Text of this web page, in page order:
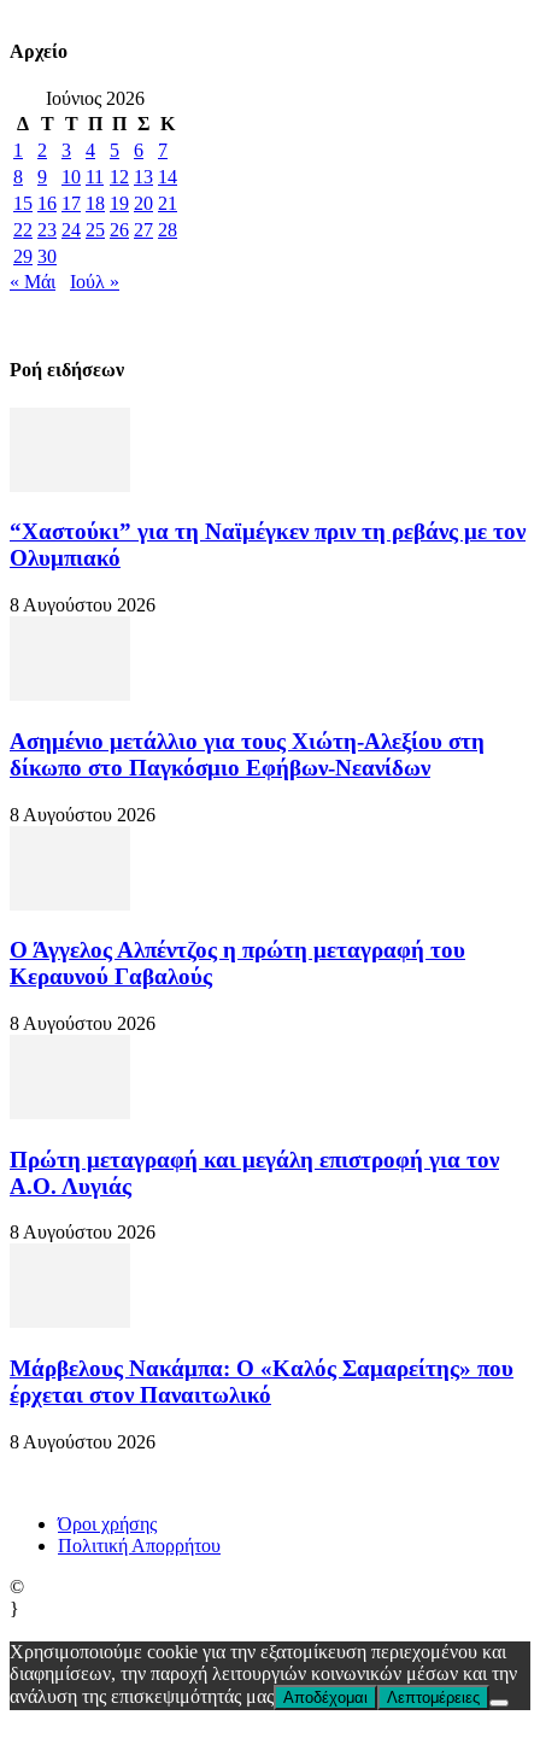
Αρχείο
Ιούνιος 2026
Δ Τ Τ Π Π Σ Κ
1
2 3 4 5 6
7
8
9 10 11 12 13 14
15 16 17 18 19 20 21
22 23 24 25 26 27 28
29 30
« Μάι
Ιούλ »
Ροή ειδήσεων
“Χαστούκι” για τη Ναϊμέγκεν πριν τη ρεβάνς με τον
Ολυμπιακό
8 Αυγούστου 2026
Ασημένιο μετάλλιο για τους Χιώτη-Αλεξίου στη
δίκωπο στο Παγκόσμιο Εφήβων-Νεανίδων
8 Αυγούστου 2026
Ο Άγγελος Αλπέντζος η πρώτη μεταγραφή του
Κεραυνού Γαβαλούς
8 Αυγούστου 2026
Πρώτη μεταγραφή και μεγάλη επιστροφή για τον
Α.Ο. Λυγιάς
8 Αυγούστου 2026
Μάρβελους Νακάμπα: Ο «Καλός Σαμαρείτης» που
έρχεται στον Παναιτωλικό
8 Αυγούστου 2026
Όροι χρήσης
Πολιτική Απορρήτου
©
}
Χρησιμοποιούμε cookie για την εξατομίκευση περιεχομένου και
διαφημίσεων, την παροχή λειτουργιών κοινωνικών μέσων και την
ανάλυση της επισκεψιμότητάς μας Αποδέχομαι Λεπτομέρειες